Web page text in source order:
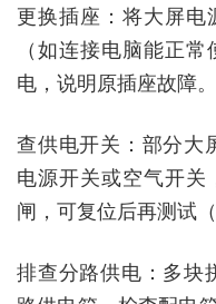
更换插座：将大屏
（如连接电脑能正
电，说明原插座故障。
查供电开关：部分大
电源开关或空气开
闸，可复位后再测试
排查分路供电：多块